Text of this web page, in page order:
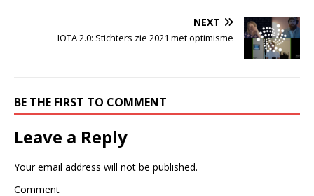
NEXT
IOTA 2.0: Stichters zie 2021 met optimisme
BE THE FIRST TO COMMENT
Leave a Reply
Your email address will not be published.
Comment